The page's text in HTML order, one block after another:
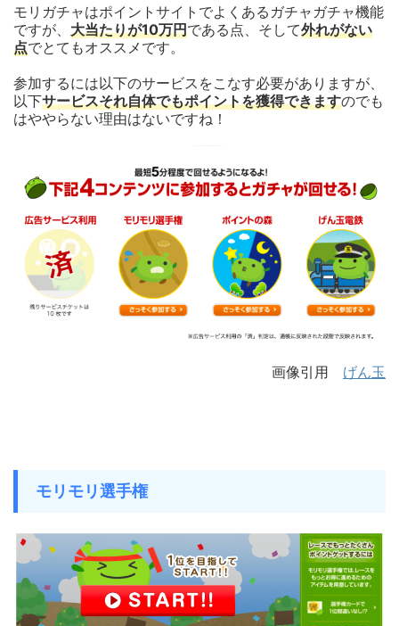
モリガチャはポイントサイトでよくあるガチャガチャ機能
ですが、 大当たりが10万円である点、そして外れがない
点でとてもオススメです。
参加するには以下のサービスをこなす必要がありますが、
以下サービスそれ自体でもポイントを獲得できますのでも
はややらない理由はないですね！
画像引用 げん玉
モリモリ選手権